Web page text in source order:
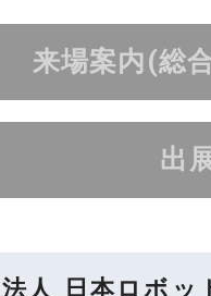
来場案内(総
出
人 日本ロボッ